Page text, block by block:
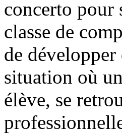
concerto pour
classe de
de
situation où
élève, se